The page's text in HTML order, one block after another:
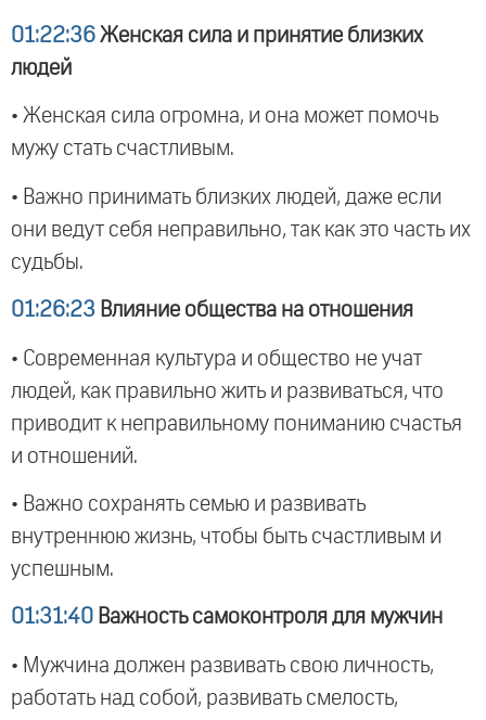
01:22:36 Женская сила и принятие близких
людей
• Женская сила огромна, и она может помочь
мужу стать счастливым.
• Важно принимать близких людей, даже если
они ведут себя неправильно, так как это часть их
судьбы.
01:26:23 Влияние общества на отношения
• Современная культура и общество не учат
людей, как правильно жить и развиваться, что
приводит к неправильному пониманию счастья
и отношений.
• Важно сохранять семью и развивать
внутреннюю жизнь, чтобы быть счастливым и
успешным.
01:31:40 Важность самоконтроля для мужчин
• Мужчина должен развивать свою личность,
работать над собой, развивать смелость,